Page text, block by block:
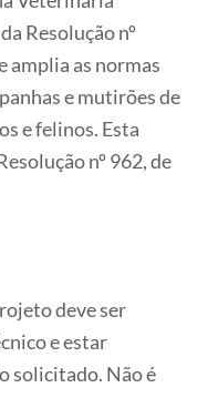
Resolução nº
amplia as normas
e mutirões de
e felinos. Esta
nº 962, de
deve ser
e estar
solicitado. Não é